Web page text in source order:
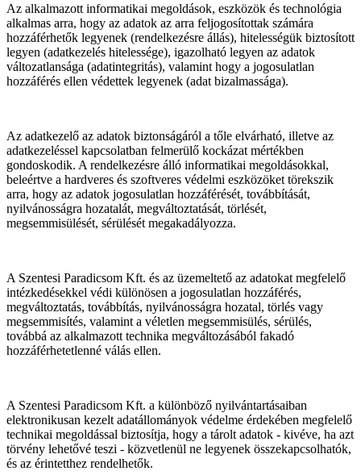
Az alkalmazott informatikai megoldások, eszközök és technológia
alkalmas arra, hogy az adatok az arra feljogosítottak számára
hozzáférhetők legyenek (rendelkezésre állás), hitelességük biztosított
legyen (adatkezelés hitelessége), igazolható legyen az adatok
változatlansága (adatintegritás), valamint hogy a jogosulatlan
hozzáférés ellen védettek legyenek (adat bizalmassága).
Az adatkezelő az adatok biztonságáról a tőle elvárható, illetve az
adatkezeléssel kapcsolatban felmerülő kockázat mértékben
gondoskodik. A rendelkezésre álló informatikai megoldásokkal,
beleértve a hardveres és szoftveres védelmi eszközöket törekszik
arra, hogy az adatok jogosulatlan hozzáférését, továbbítását,
nyilvánosságra hozatalát, megváltoztatását, törlését,
megsemmisülését, sérülését megakadályozza.
A Szentesi Paradicsom Kft. és az üzemeltető az adatokat megfelelő
intézkedésekkel védi különösen a jogosulatlan hozzáférés,
megváltoztatás, továbbítás, nyilvánosságra hozatal, törlés vagy
megsemmisítés, valamint a véletlen megsemmisülés, sérülés,
továbbá az alkalmazott technika megváltozásából fakadó
hozzáférhetetlenné válás ellen.
A Szentesi Paradicsom Kft. a különböző nyilvántartásaiban
elektronikusan kezelt adatállományok védelme érdekében megfelelő
technikai megoldással biztosítja, hogy a tárolt adatok - kivéve, ha azt
törvény lehetővé teszi - közvetlenül ne legyenek összekapcsolhatók,
és az érintetthez rendelhetők.